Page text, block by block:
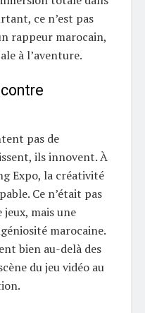
ce n’est pas
rappeur marocain,
à l’aventure.
pas de
ils innovent. À
Expo, la créativité
Ce n’était pas
mais une
marocaine.
bien au-delà des
du jeu vidéo au